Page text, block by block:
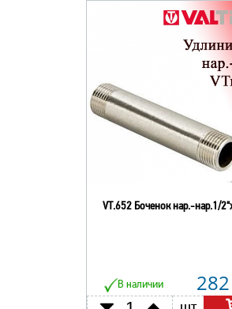
VT.652 Боченок нар.-нар.1/
В наличии